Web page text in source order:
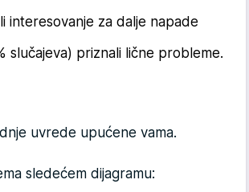
interesovanje za dalje napade
slučajeva) priznali lične probleme.
uvrede upućene vama.
sledećem dijagramu: